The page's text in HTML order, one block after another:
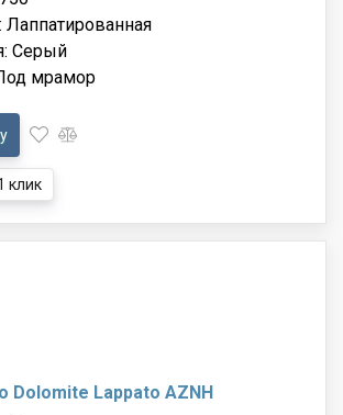
Лаппатированная
Серый
мрамор
клик
Dolomite Lappato AZNH